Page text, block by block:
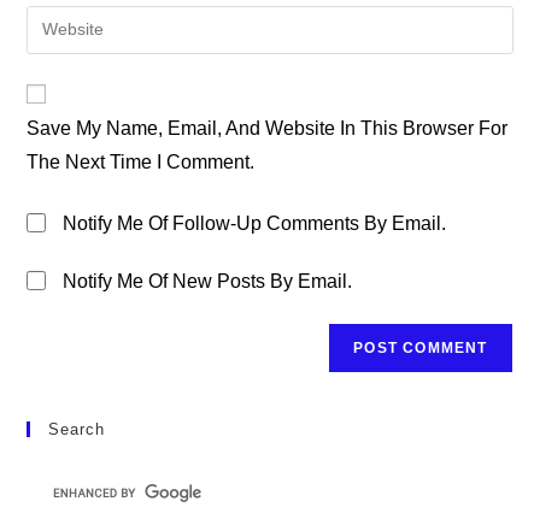
To
Comment
Email
Address
Enter
Your
URL
(optional)
Save My Name, Email, And Website In This Browser For
The Next Time I Comment.
Notify Me Of Follow-Up Comments By Email.
Notify Me Of New Posts By Email.
Search